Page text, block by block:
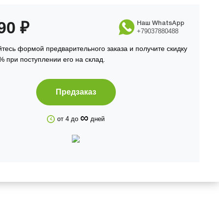
₽
формой предварительного заказа и получите скидку
при поступлении его на склад.
Наш WhatsApp
+79037880488
Предзаказ
от 4 до ∞ дней